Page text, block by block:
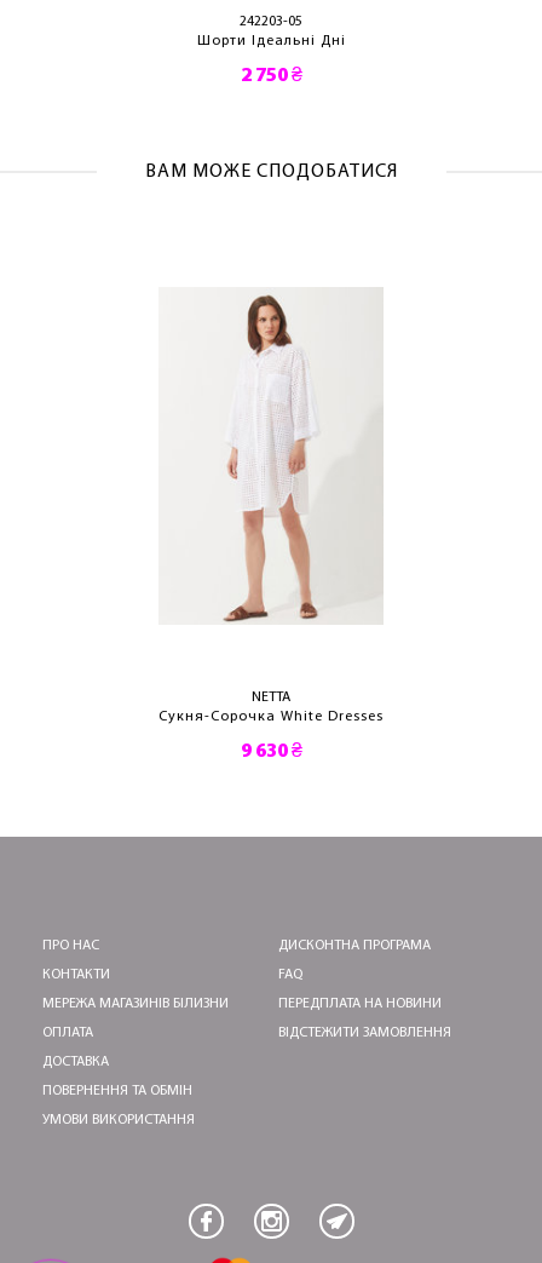
242203-05
Шорти Ідеальні Дні
2 750 ₴
ВАМ МОЖЕ СПОДОБАТИСЯ
NETTA
Сукня-Сорочка White Dresses
9 630 ₴
ПРО НАС
КОНТАКТИ
МЕРЕЖА МАГАЗИНІВ БІЛИЗНИ
ОПЛАТА
ДОСТАВКА
ПОВЕРНЕННЯ ТА ОБМІН
УМОВИ ВИКОРИСТАННЯ
ДИСКОНТНА ПРОГРАМА
FAQ
ПЕРЕДПЛАТА НА НОВИНИ
ВІДСТЕЖИТИ ЗАМОВЛЕННЯ